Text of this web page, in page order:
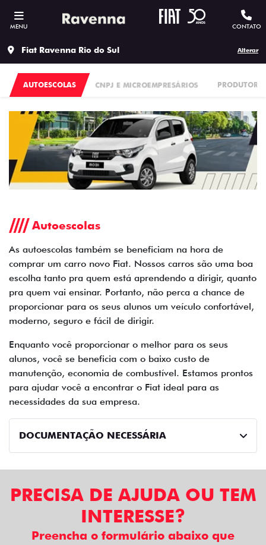
MENU CONTATO
Fiat Ravenna Rio do Sul Alterar
CNPJ E MICROEMPRESÁRIOS
AUTOESCOLAS
Autoescolas
As autoescolas também se beneficiam na hora de
comprar um carro novo Fiat. Nossos carros são uma boa
escolha tanto pra quem está aprendendo a dirigir, quanto
pra quem vai ensinar. Portanto, não perca a chance de
proporcionar para os seus alunos um veículo confortável,
moderno, seguro e fácil de dirigir.
Enquanto você proporcionar o melhor para os seus
alunos, você se beneficia com o baixo custo de
manutenção, economia de combustível. Estamos prontos
para ajudar você a encontrar o Fiat ideal para as
necessidades da sua empresa.
DOCUMENTAÇÃO NECESSÁRIA
PRECISA DE AJUDA OU TEM
INTERESSE?
Preencha o formulário abaixo que